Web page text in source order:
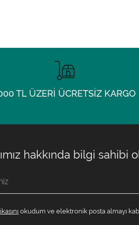
TL ÜZERİ ÜCRETSİZ KARGO
hakkında bilgi sahibi
okudum ve elektronik posta almayı